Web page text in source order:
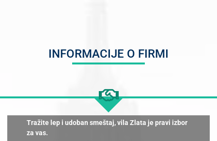
INFORMACIJE O FIRMI
Tražite lep i udoban smeštaj, vila Zlata je pravi izbor
za vas.